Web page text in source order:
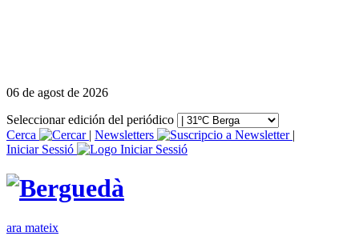
06 de agost de 2026
Seleccionar edición del periódico
Cerca
| Newsletters
|
Iniciar Sessió
ara mateix